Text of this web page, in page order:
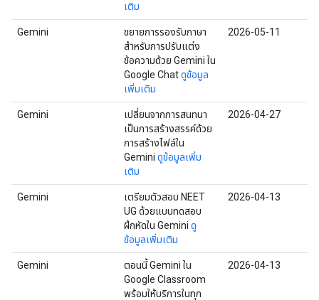
เติม
Gemini
ขยายการรองรับภาษา
สำหรับการปรับแต่ง
ข้อความด้วย Gemini ใน
Google Chatดูข้อมูล
เพิ่มเติม
2026-05-11
Gemini
เปลี่ยนจากการสนทนา
เป็นการสร้างสรรค์ด้วย
การสร้างไฟล์ใน
Gemini ดูข้อมูลเพิ่ม
เติม
2026-04-27
Gemini
เตรียมตัวสอบ NEET
UG ด้วยแบบทดสอบ
ฝึกหัดใน Gemini ดู
ข้อมูลเพิ่มเติม
2026-04-13
Gemini
ตอนนี้ Gemini ใน
Google Classroom
พร้อมให้บริการในทุก
2026-04-13